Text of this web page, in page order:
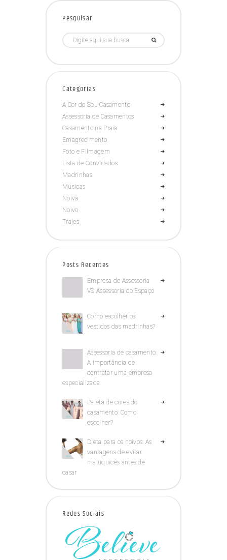
Pesquisar
Categorias
A Cor do Seu Casamento
Assessoria de Casamentos
Casamento na Praia
Emagrecimento
Foto e Filmagem
Lista de Convidados
Madrinhas
Músicas
Noiva
Noivo
Trajes
Posts Recentes
Empresa de Assessoria
VS Assessoria do Espaço
Como escolher os
vestidos das madrinhas?
Assessoria de casamento:
A importância de
contratar uma empresa
especializada
Paleta de cores do
casamento: Como
escolher?
Dieta para os noivos: As
vantagens de evitar
maluquices antes de
casar
Redes Sociais